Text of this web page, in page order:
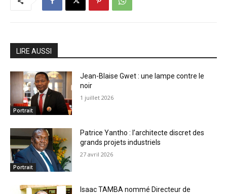
LIRE AUSSI
Portrait
Jean-Blaise Gwet : une lampe contre le
noir
1 juillet 2026
Portrait
Patrice Yantho : l’architecte discret des
grands projets industriels
27 avril 2026
Isaac TAMBA nommé Directeur de